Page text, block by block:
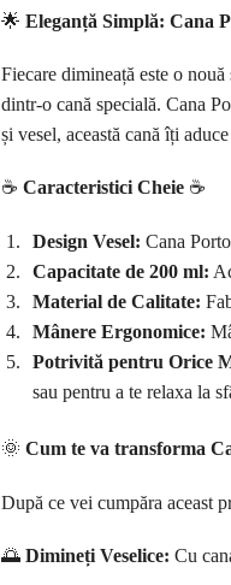
🌟 Eleganță Simplă: Cana
Fiecare dimineață este o
dintr-o cană specială. Cana
și vesel, această cană îți
☕ Caracteristici Cheie☕
Design Vesel: Cana
Capacitate de 200 ml:
Material de Calitate:
Mânere Ergonomice:
Potrivită pentru Orice
sau pentru a te relaxa la
🌞 Cum te va transforma
După ce vei cumpăra aceast
🌅 Dimineți Veselice: Cu